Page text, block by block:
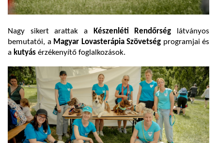
Nagy sikert arattak a Készenléti Rendőrség látványos
bemutatói, a Magyar Lovasterápia Szövetség programjai és
a kutyás érzékenyítő foglalkozások.